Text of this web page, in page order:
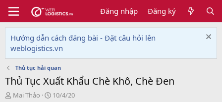
Đăng nhập Đăng ký
Hướng dẫn cách đăng bài - Đặt câu hỏi lên
weblogistics.vn
Thủ tục hải quan
Thủ Tục Xuất Khẩu Chè Khô, Chè Đen
T
Mai Thảo
N
10/4/20